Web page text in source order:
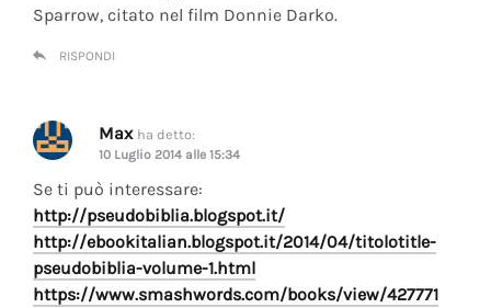
Sparrow, citato nel film Donnie Darko.
RISPONDI
Max ha detto:
10 Luglio 2014 alle 15:34
Se ti può interessare:
http://pseudobiblia.blogspot.it/
http://ebookitalian.blogspot.it/2014/04/titolotitle-
pseudobiblia-volume-1.html
https://www.smashwords.com/books/view/427771